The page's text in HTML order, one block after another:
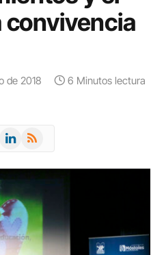
convivencia
de 2018 6 Minutos lectura
LinkedIn
RSS